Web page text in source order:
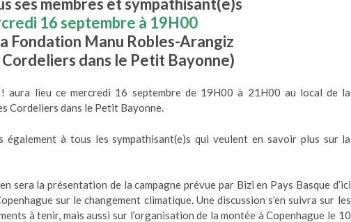
16 septembre à 19H00
Fondation Manu Robles-Arangiz
Cordeliers dans le Petit Bayonne)
! aura lieu ce mercredi 16 septembre de 19H00 à 21H00 au local de la
Cordeliers dans le Petit Bayonne.
également à tous les sympathisant(e)s qui veulent en savoir plus sur la
sera la présentation de la campagne prévue par Bizi en Pays Basque d’ici
sur le changement climatique. Une discussion s’en suivra sur les
à tenir, mais aussi sur l’organisation de la montée à Copenhague le 10